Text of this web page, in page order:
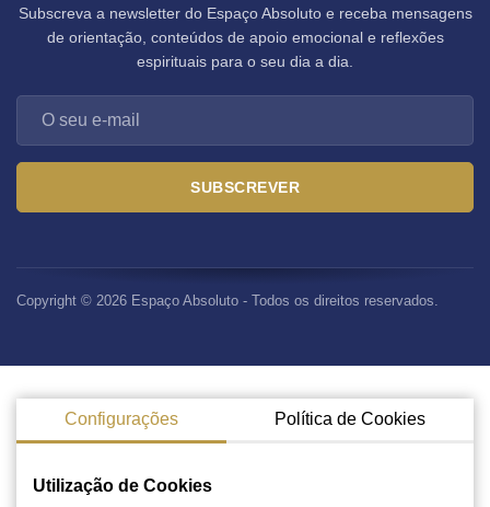
Subscreva a newsletter do Espaço Absoluto e receba mensagens
de orientação, conteúdos de apoio emocional e reflexões
espirituais para o seu dia a dia.
SUBSCREVER
Copyright © 2026 Espaço Absoluto - Todos os direitos reservados.
Configurações Política de Cookies
Utilização de Cookies